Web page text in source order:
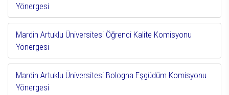
Yönergesi
Mardin Artuklu Üniversitesi Öğrenci Kalite Komisyonu
Yönergesi
Mardin Artuklu Üniversitesi Bologna Eşgüdüm Komisyonu
Yönergesi